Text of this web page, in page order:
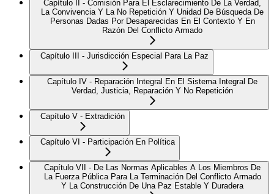
Capítulo II - Comisión Para El Esclarecimiento De La Verdad,
La Convivencia Y La No Repetición Y Unidad De Búsqueda De
Personas Dadas Por Desaparecidas En El Contexto Y En
Razón Del Conflicto Armado
Capítulo III - Jurisdicción Especial Para La Paz
Capítulo IV - Reparación Integral En El Sistema Integral De
Verdad, Justicia, Reparación Y No Repetición
Capítulo V - Extradición
Capítulo VI - Participación En Política
Capítulo VII - De Las Normas Aplicables A Los Miembros De
La Fuerza Pública Para La Terminación Del Conflicto Armado
Y La Construcción De Una Paz Estable Y Duradera